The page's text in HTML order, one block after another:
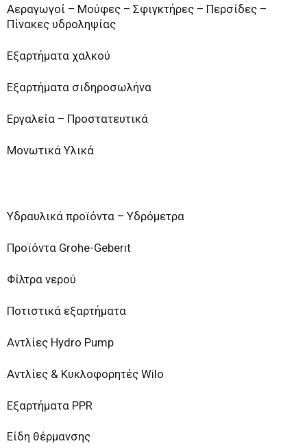
Αεραγωγοί – Μούφες – Σφιγκτήρες – Περσίδες –
Πίνακες υδροληψίας
Εξαρτήματα χαλκού
Εξαρτήματα σιδηροσωλήνα
Εργαλεία – Προστατευτικά
Μονωτικά Υλικά
Υδραυλικά προϊόντα – Υδρόμετρα
Προϊόντα Grohe-Geberit
Φίλτρα νερού
Ποτιστικά εξαρτήματα
Αντλίες Hydro Pump
Αντλίες & Κυκλοφορητές Wilo
Εξαρτήματα PPR
Είδη θέρμανσης